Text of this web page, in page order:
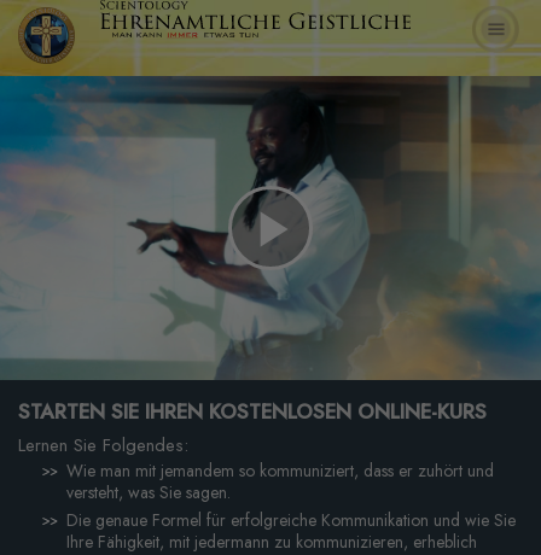
Play
Video
STARTEN SIE IHREN KOSTENLOSEN ONLINE-KURS
Lernen Sie Folgendes:
Wie man mit jemandem so kommuniziert, dass er zuhört und
versteht, was Sie sagen.
Die genaue Formel für erfolgreiche Kommunikation und wie Sie
Ihre Fähigkeit, mit jedermann zu kommunizieren, erheblich